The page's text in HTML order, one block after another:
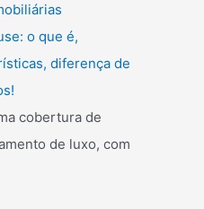
o que é,
diferença de
cobertura de
de luxo, com